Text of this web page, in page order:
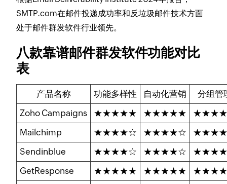
SMTP.com在邮件投递成功率和反垃圾邮件技术方面
处于邮件群发软件行业领先。
八款靠谱邮件群发软件功能对比
表
产品名称 功能多样性 自动化营销
分组管
Zoho Campaigns
★★★★★ ★★★★★
Mailchimp
★★★★☆ ★★★★☆
Sendinblue
★★★★☆ ★★★★☆
GetResponse
★★★★★ ★★★★★